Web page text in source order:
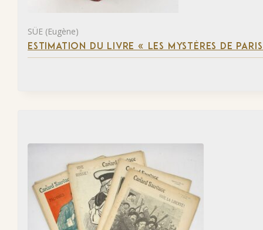
SÜE (Eugène)
ESTIMATION DU LIVRE « LES MYSTÈRES DE